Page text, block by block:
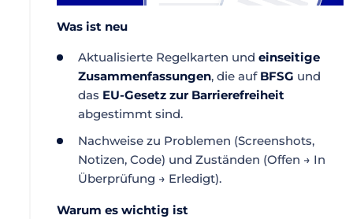
Was ist neu
Aktualisierte Regelkarten und einseitige
Zusammenfassungen, die auf BFSG und
das EU-Gesetz zur Barrierefreiheit
abgestimmt sind.
Nachweise zu Problemen (Screenshots,
Notizen, Code) und Zuständen (Offen → In
Überprüfung → Erledigt).
Warum es wichtig ist